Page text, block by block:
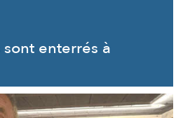
enterrés à